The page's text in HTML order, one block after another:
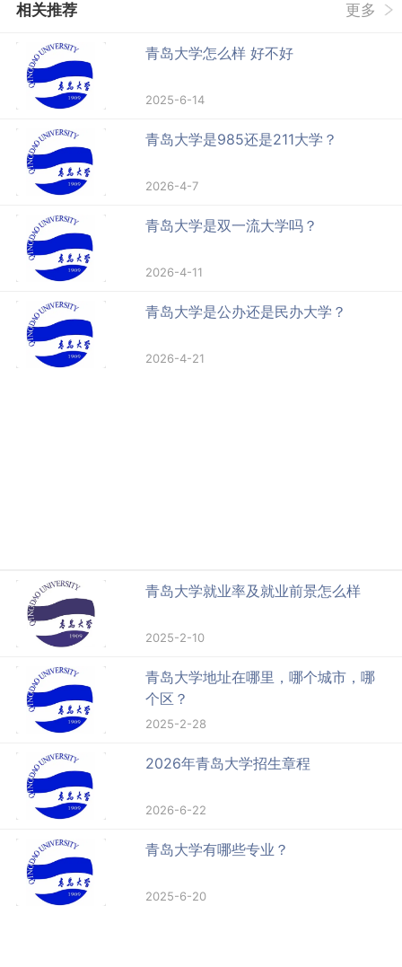
相关推荐 更多
青岛大学怎么样 好不好
2025-6-14
青岛大学是985还是211大学？
2026-4-7
青岛大学是双一流大学吗？
2026-4-11
青岛大学是公办还是民办大学？
2026-4-21
青岛大学就业率及就业前景怎么样
2025-2-10
青岛大学地址在哪里，哪个城市，哪
个区？
2025-2-28
2026年青岛大学招生章程
2026-6-22
青岛大学有哪些专业？
2025-6-20